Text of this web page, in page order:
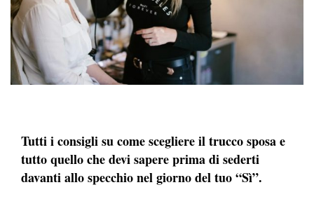
Tutti i consigli su come scegliere il trucco sposa e
tutto quello che devi sapere prima di sederti
davanti allo specchio nel giorno del tuo “Sì”.